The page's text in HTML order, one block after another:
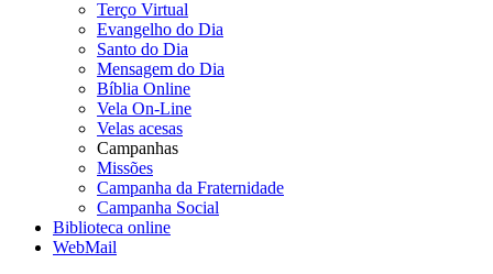
Terço Virtual
Evangelho do Dia
Santo do Dia
Mensagem do Dia
Bíblia Online
Vela On-Line
Velas acesas
Campanhas
Missões
Campanha da Fraternidade
Campanha Social
Biblioteca online
WebMail